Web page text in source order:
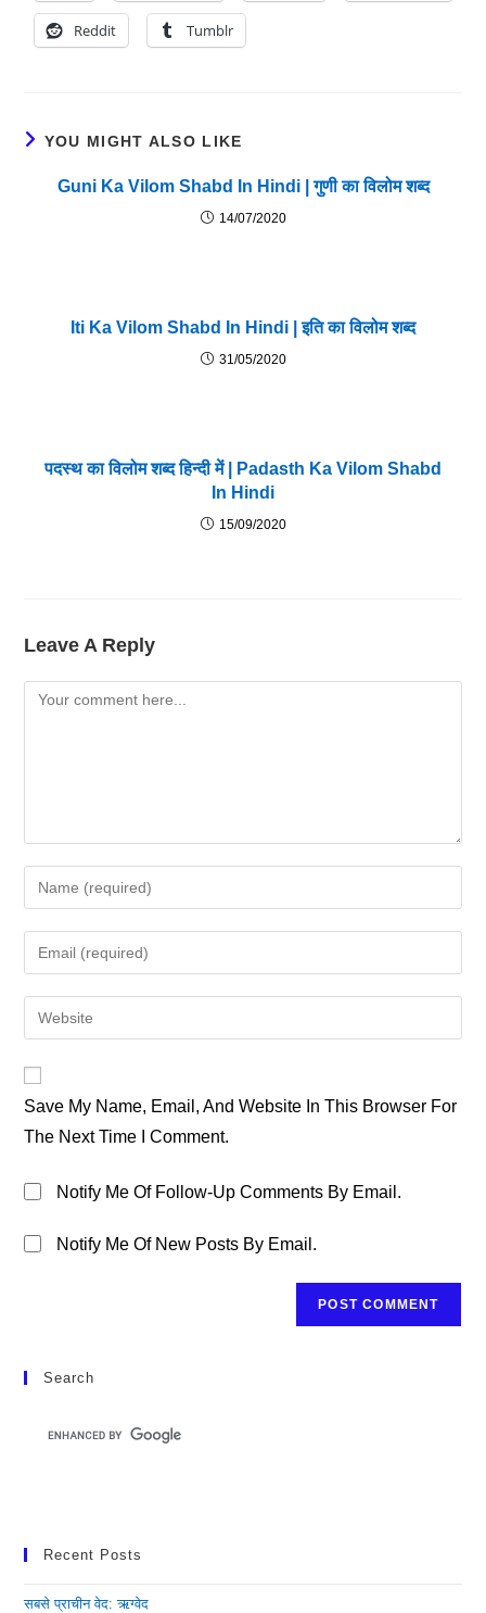
Reddit Tumblr
YOU MIGHT ALSO LIKE
Guni Ka Vilom Shabd In Hindi | गुणी का विलोम शब्द
14/07/2020
Iti Ka Vilom Shabd In Hindi | इति का विलोम शब्द
31/05/2020
पदस्थ का विलोम शब्द हिन्दी में | Padasth Ka Vilom Shabd
In Hindi
15/09/2020
Leave A Reply
Comment
Your
Name
Or
To
Comment
Your
Email
Address
Your
URL
(optional)
Save My Name, Email, And Website In This Browser For
The Next Time I Comment.
Notify Me Of Follow-Up Comments By Email.
Notify Me Of New Posts By Email.
Search
Recent Posts
सबसे प्राचीन वेद: ऋग्वेद